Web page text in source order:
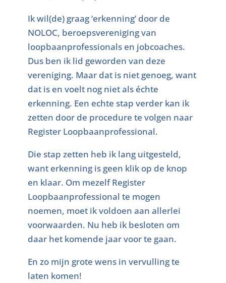
Ik wil(de) graag ‘erkenning’ door de
NOLOC, beroepsvereniging van
loopbaanprofessionals en jobcoaches.
Dus ben ik lid geworden van deze
vereniging. Maar dat is niet genoeg, want
dat is en voelt nog niet als échte
erkenning. Een echte stap verder kan ik
zetten door de procedure te volgen naar
Register Loopbaanprofessional.
Die stap zetten heb ik lang uitgesteld,
want erkenning is geen klik op de knop
en klaar. Om mezelf Register
Loopbaanprofessional te mogen
noemen, moet ik voldoen aan allerlei
voorwaarden. Nu heb ik besloten om
daar het komende jaar voor te gaan.
En zo mijn grote wens in vervulling te
laten komen!